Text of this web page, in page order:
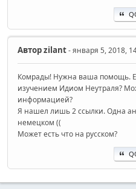
Авторzilant- января 5, 2018,
Комрады! Нужна ваша помощь.
изучением Идиом Неутраля?
информацией?
Я нашел лишь 2 ссылки. Одна
немецком ((
Может есть что на русском?